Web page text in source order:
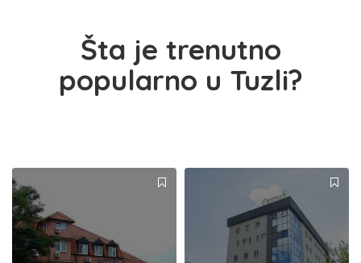
Šta je trenutno
popularno u Tuzli?